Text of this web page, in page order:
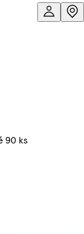
90 ks